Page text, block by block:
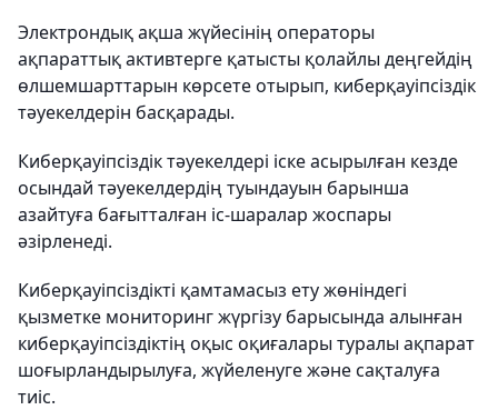
Электрондық ақша жүйесінің операторы
ақпараттық активтерге қатысты қолайлы деңгейдің
өлшемшарттарын көрсете отырып, киберқауіпсіздік
тәуекелдерін басқарады.
Киберқауіпсіздік тәуекелдері іске асырылған кезде
осындай тәуекелдердің туындауын барынша
азайтуға бағытталған іс-шаралар жоспары
әзірленеді.
Киберқауіпсіздікті қамтамасыз ету жөніндегі
қызметке мониторинг жүргізу барысында алынған
киберқауіпсіздіктің оқыс оқиғалары туралы ақпарат
шоғырландырылуға, жүйеленуге және сақталуға
тиіс.